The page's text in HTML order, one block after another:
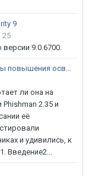
9
версии 9.0.6700.
Тестирование Phishman 2.35, системы повышения осведомлённости пользователей в сфере ИБ
ли она на
2.35 и
её
и удивились, к
Введение2...